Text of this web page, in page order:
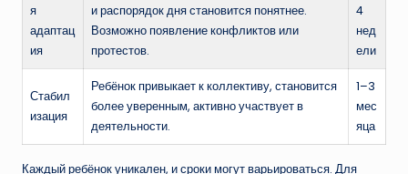
я
адаптац
ия
и распорядок дня становится понятнее.
Возможно появление конфликтов или
протестов.
4
нед
ели
Стабил
изация
Ребёнок привыкает к коллективу, становится
более уверенным, активно участвует в
деятельности.
1–3
мес
яца
Каждый ребёнок уникален, и сроки могут варьироваться. Для